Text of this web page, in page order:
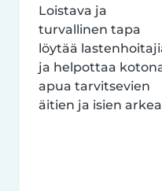
Loistava ja
turvallinen tapa
löytää
ja helpottaa
apua tarvitsevien
äitien ja isien